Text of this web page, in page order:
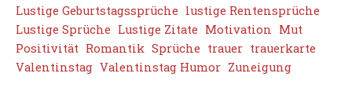
Lustige Geburtstagssprüche lustige Rentensprüche
Lustige Sprüche Lustige Zitate Motivation Mut
Positivität Romantik Sprüche trauer trauerkarte
Valentinstag Valentinstag Humor Zuneigung